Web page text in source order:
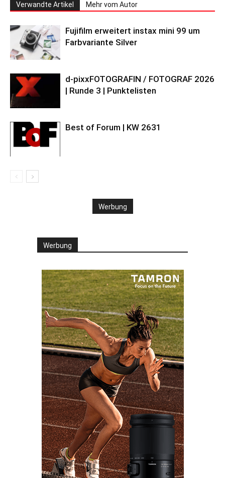
Verwandte Artikel Mehr vom Autor
Fujifilm erweitert instax mini 99 um
Farbvariante Silver
d-pixxFOTOGRAFIN / FOTOGRAF 2026
| Runde 3 | Punktelisten
Best of Forum | KW 2631
Werbung
Werbung